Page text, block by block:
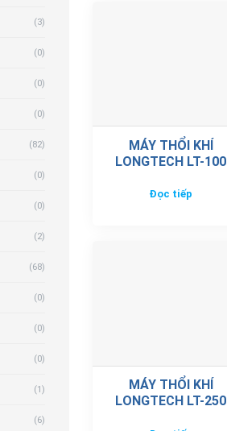
(3)
(0)
(0)
(0)
(82)
(0)
(0)
(2)
(68)
(0)
(0)
(0)
(1)
(6)
MÁY THỔI KHÍ
LONGTECH LT-100
Đọc tiếp
MÁY THỔI KHÍ
LONGTECH LT-250